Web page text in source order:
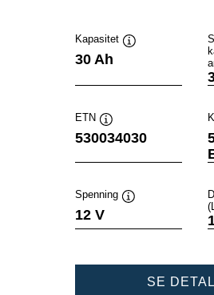
Kapasitet
30 Ah
ETN
Verktøytips
530034030
Spenning
12 V
SE